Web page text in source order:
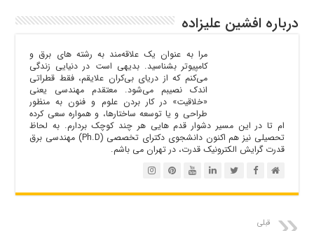
درباره افشین علیزاده
مرا به عنوان یک علاقه‌مند به رشته های برق و
کامپیوتر بشناسید‌. بدیهی است در دنیایی زندگی
می‌کنم که از دریای بی‌کران علایقم‌، فقط قطراتی
اندک نصیبم می‌شود. معتقدم مهندسی یعنی
«خلاقیت»‌ در کار بردن علوم و فنون به منظور
طراحی و یا توسعه ساختارها، و همواره سعی کرده
ام تا در این مسیر دشوار قدم هایی هر چند کوچک بردارم. به لحاظ
تحصیلی نیز هم اکنون دانشجوی دکترای تخصصی (Ph.D) مهندسی برق
قدرت گرایش الکترونیک قدرت، در تهران می باشم.
قبلی